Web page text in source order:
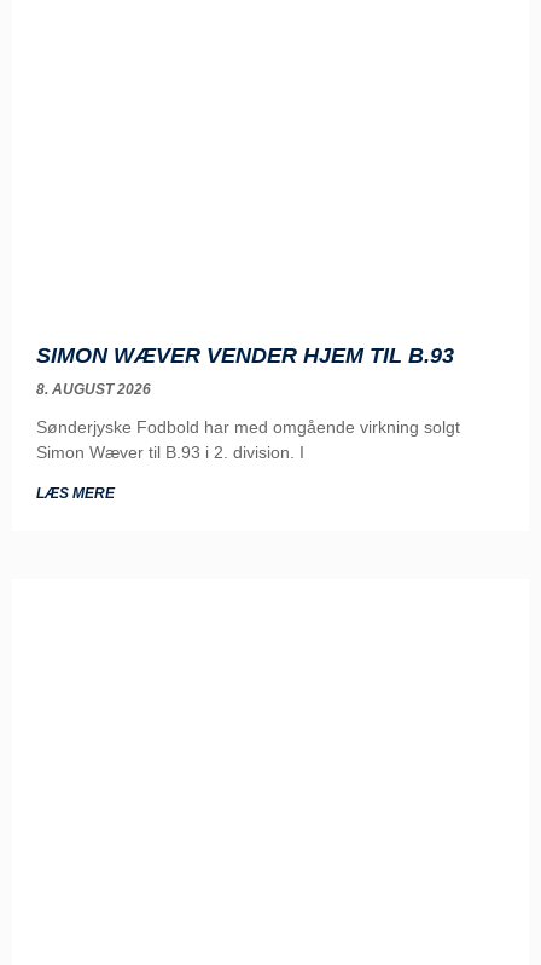
SIMON WÆVER VENDER HJEM TIL B.93
8. AUGUST 2026
Sønderjyske Fodbold har med omgående virkning solgt
Simon Wæver til B.93 i 2. division. I
LÆS MERE